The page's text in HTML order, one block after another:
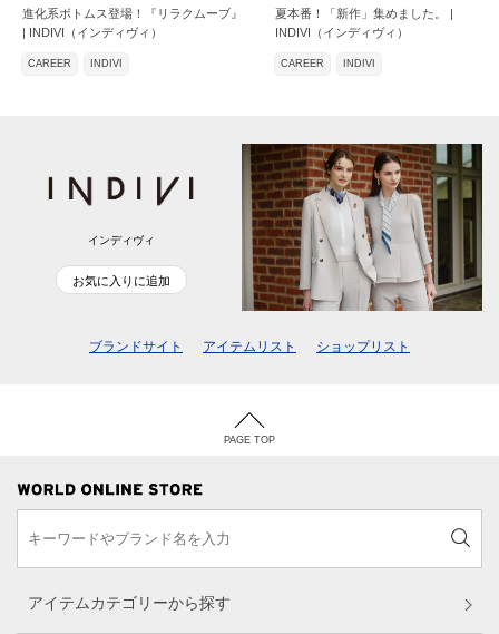
進化系ボトムス登場！『リラクムーブ』
| INDIVI（インディヴィ）
CAREER INDIVI
夏本番！「新作」集めました。 |
INDIVI（インディヴィ）
CAREER INDIVI
インディヴィ
お気に入りに追加
ブランドサイト アイテムリスト ショップリスト
PAGE TOP
アイテムカテゴリーから探す